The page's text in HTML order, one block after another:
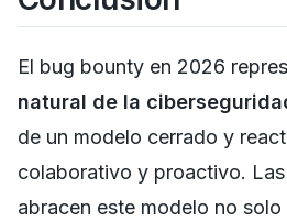
El bug bounty en 2026
natural de la
de un modelo cerrado y
colaborativo y proactivo.
abracen este modelo no